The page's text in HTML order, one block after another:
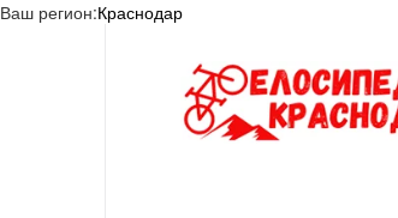
Ваш регион:Краснодар